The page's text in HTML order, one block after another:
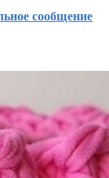
сообщение